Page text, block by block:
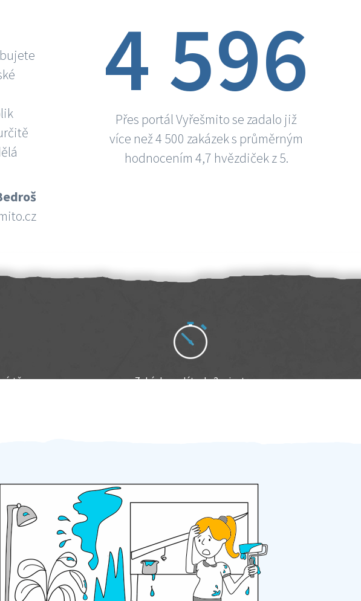
4 596
Přes portál Vyřešmito se zadalo již
více než 4 500 zakázek s průměrným
hodnocením 4,7 hvězdiček z 5.
Zakázku zadáte do 2 minut